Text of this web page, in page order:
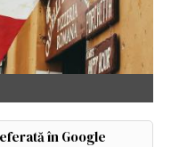
în Google